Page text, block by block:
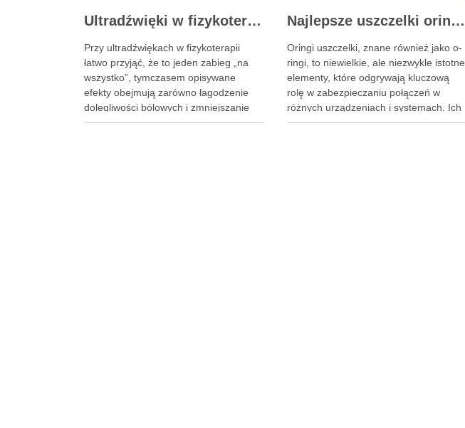
Ultradźwięki w fizykoterapii: na co pomagają, wskazania, przeciwwskazania i dawkowanie zabiegów
Przy ultradźwiękach w fizykoterapii
łatwo przyjąć, że to jeden zabieg „na
wszystko”, tymczasem opisywane
efekty obejmują zarówno łagodzenie
dolegliwości bólowych i zmniejszanie
skurczów, jak i wsparcie gojenia ran czy
Najlepsze uszczelki oringi: jak wybrać odpowiednie dla Twojego projektu?
Oringi uszczelki, znane również jako o-
ringi, to niewielkie, ale niezwykle istotne
elementy, które odgrywają kluczową
rolę w zabezpieczaniu połączeń w
różnych urządzeniach i systemach. Ich
elastyczna konstrukcja sprawia, że